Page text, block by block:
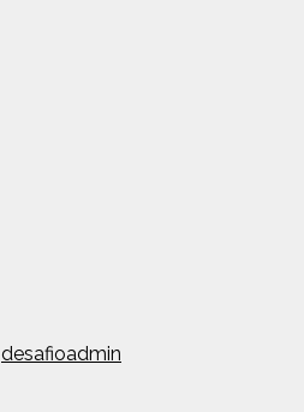
desafioadmin